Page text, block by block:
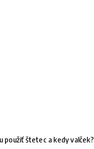
použiť štetec a kedy valček?